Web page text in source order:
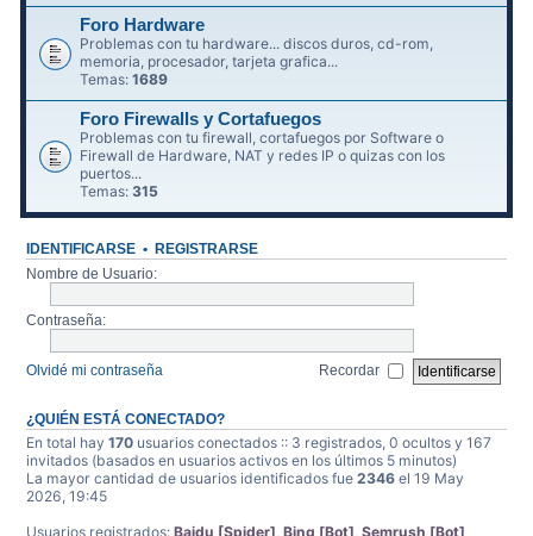
Foro Hardware
Problemas con tu hardware... discos duros, cd-rom,
memoria, procesador, tarjeta grafica...
Temas:1689
Foro Firewalls y Cortafuegos
Problemas con tu firewall, cortafuegos por Software o
Firewall de Hardware, NAT y redes IP o quizas con los
puertos...
Temas:315
IDENTIFICARSE • REGISTRARSE
Nombre de Usuario:
Contraseña:
Olvidé mi contraseña Recordar
¿QUIÉN ESTÁ CONECTADO?
En total hay170 usuarios conectados :: 3 registrados, 0 ocultos y 167
invitados (basados en usuarios activos en los últimos 5 minutos)
La mayor cantidad de usuarios identificados fue2346 el 19 May
2026, 19:45
Usuarios registrados:Baidu [Spider] ,Bing [Bot] ,Semrush [Bot]